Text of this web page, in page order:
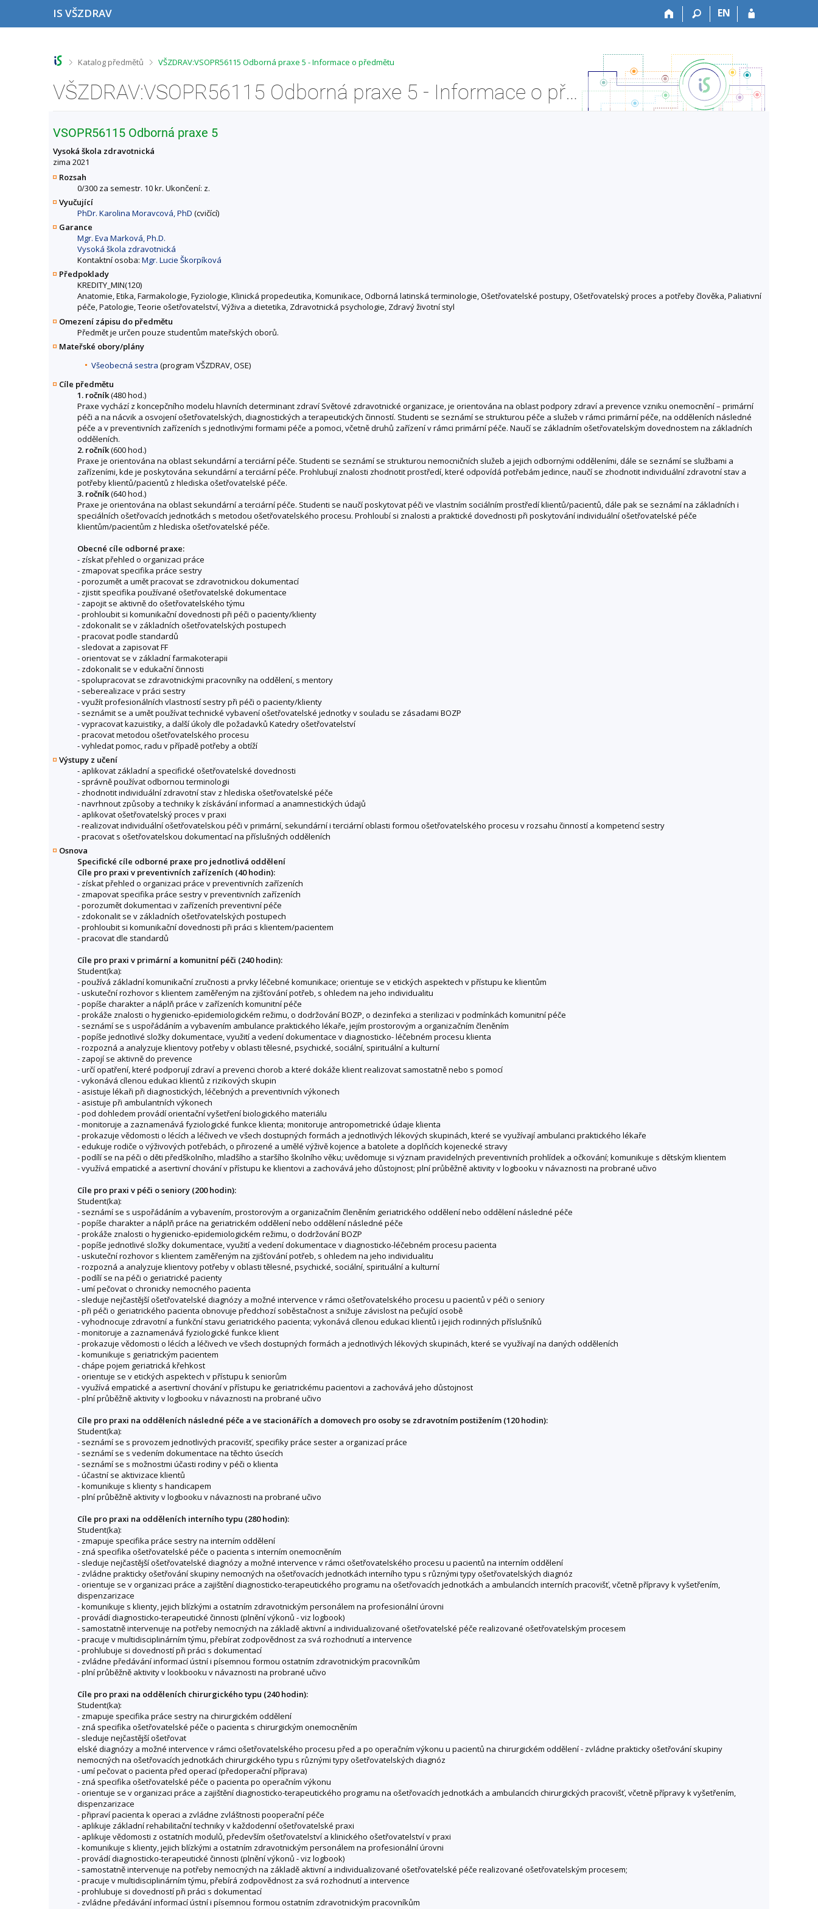
e
e
e
e
IS VŠZDRAV EN
>Katalog předmětů >
VŠZDRAV:VSOPR56115 Odborná praxe 5 - Informace o předmětu
VŠZDRAV:VSOPR56115 Odborná praxe 5 - Informace o předmětu
VSOPR56115 Odborná praxe 5
Vysoká škola zdravotnická
zima 2021
Rozsah
0/300 za semestr. 10 kr. Ukončení: z.
Vyučující
PhDr. Karolina Moravcová, PhD (cvičící)
Garance
Mgr. Eva Marková, Ph.D.
Vysoká škola zdravotnická
Kontaktní osoba: Mgr. Lucie Škorpíková
Předpoklady
KREDITY_MIN(120)
Anatomie, Etika, Farmakologie, Fyziologie, Klinická propedeutika, Komunikace, Odborná latinská terminologie, Ošetřovatelské postupy, Ošetřovatelský proces a potřeby člověka, Paliativní
péče, Patologie, Teorie ošetřovatelství, Výživa a dietetika, Zdravotnická psychologie, Zdravý životní styl
Omezení zápisu do předmětu
Předmět je určen pouze studentům mateřských oborů.
Mateřské obory/plány
Všeobecná sestra (program VŠZDRAV, OSE)
Cíle předmětu
1. ročník(480 hod.)
Praxe vychází z koncepčního modelu hlavních determinant zdraví Světové zdravotnické organizace, je orientována na oblast podpory zdraví a prevence vzniku onemocnění – primární
péči a na nácvik a osvojení ošetřovatelských, diagnostických a terapeutických činností. Studenti se seznámí se strukturou péče a služeb v rámci primární péče, na odděleních následné
péče a v preventivních zařízeních s jednotlivými formami péče a pomoci, včetně druhů zařízení v rámci primární péče. Naučí se základním ošetřovatelským dovednostem na základních
odděleních.
2. ročník(600 hod.)
Praxe je orientována na oblast sekundární a terciární péče. Studenti se seznámí se strukturou nemocničních služeb a jejich odbornými odděleními, dále se seznámí se službami a
zařízeními, kde je poskytována sekundární a terciární péče. Prohlubují znalosti zhodnotit prostředí, které odpovídá potřebám jedince, naučí se zhodnotit individuální zdravotní stav a
potřeby klientů/pacientů z hlediska ošetřovatelské péče.
3. ročník(640 hod.)
Praxe je orientována na oblast sekundární a terciární péče. Studenti se naučí poskytovat péči ve vlastním sociálním prostředí klientů/pacientů, dále pak se seznámí na základních i
speciálních ošetřovacích jednotkách s metodou ošetřovatelského procesu. Prohloubí si znalosti a praktické dovednosti při poskytování individuální ošetřovatelské péče
klientům/pacientům z hlediska ošetřovatelské péče.
Obecné cíle odborné praxe:
- získat přehled o organizaci práce
- zmapovat specifika práce sestry
- porozumět a umět pracovat se zdravotnickou dokumentací
- zjistit specifika používané ošetřovatelské dokumentace
- zapojit se aktivně do ošetřovatelského týmu
- prohloubit si komunikační dovednosti při péči o pacienty/klienty
- zdokonalit se v základních ošetřovatelských postupech
- pracovat podle standardů
- sledovat a zapisovat FF
- orientovat se v základní farmakoterapii
- zdokonalit se v edukační činnosti
- spolupracovat se zdravotnickými pracovníky na oddělení, s mentory
- seberealizace v práci sestry
- využít profesionálních vlastností sestry při péči o pacienty/klienty
- seznámit se a umět používat technické vybavení ošetřovatelské jednotky v souladu se zásadami BOZP
- vypracovat kazuistiky, a další úkoly dle požadavků Katedry ošetřovatelství
- pracovat metodou ošetřovatelského procesu
- vyhledat pomoc, radu v případě potřeby a obtíží
Výstupy z učení
- aplikovat základní a specifické ošetřovatelské dovednosti
- správně používat odbornou terminologii
- zhodnotit individuální zdravotní stav z hlediska ošetřovatelské péče
- navrhnout způsoby a techniky k získávání informací a anamnestických údajů
- aplikovat ošetřovatelský proces v praxi
- realizovat individuální ošetřovatelskou péči v primární, sekundární i terciární oblasti formou ošetřovatelského procesu v rozsahu činností a kompetencí sestry
- pracovat s ošetřovatelskou dokumentací na příslušných odděleních
Osnova
Specifické cíle odborné praxe pro jednotlivá oddělení
Cíle pro praxi v preventivních zařízeních (40 hodin):
- získat přehled o organizaci práce v preventivních zařízeních
- zmapovat specifika práce sestry v preventivních zařízeních
- porozumět dokumentaci v zařízeních preventivní péče
- zdokonalit se v základních ošetřovatelských postupech
- prohloubit si komunikační dovednosti při práci s klientem/pacientem
- pracovat dle standardů
Cíle pro praxi v primární a komunitní péči (240 hodin):
Student(ka):
- používá základní komunikační zručnosti a prvky léčebné komunikace; orientuje se v etických aspektech v přístupu ke klientům
- uskuteční rozhovor s klientem zaměřeným na zjišťování potřeb, s ohledem na jeho individualitu
- popíše charakter a náplň práce v zařízeních komunitní péče
- prokáže znalosti o hygienicko-epidemiologickém režimu, o dodržování BOZP, o dezinfekci a sterilizaci v podmínkách komunitní péče
- seznámí se s uspořádáním a vybavením ambulance praktického lékaře, jejím prostorovým a organizačním členěním
- popíše jednotlivé složky dokumentace, využití a vedení dokumentace v diagnosticko- léčebném procesu klienta
- rozpozná a analyzuje klientovy potřeby v oblasti tělesné, psychické, sociální, spirituální a kulturní
- zapojí se aktivně do prevence
- určí opatření, které podporují zdraví a prevenci chorob a které dokáže klient realizovat samostatně nebo s pomocí
- vykonává cílenou edukaci klientů z rizikových skupin
- asistuje lékaři při diagnostických, léčebných a preventivních výkonech
- asistuje při ambulantních výkonech
- pod dohledem provádí orientační vyšetření biologického materiálu
- monitoruje a zaznamenává fyziologické funkce klienta; monitoruje antropometrické údaje klienta
- prokazuje vědomosti o lécích a léčivech ve všech dostupných formách a jednotlivých lékových skupinách, které se využívají ambulanci praktického lékaře
- edukuje rodiče o výživových potřebách, o přirozené a umělé výživě kojence a batolete a doplňcích kojenecké stravy
- podílí se na péči o děti předškolního, mladšího a staršího školního věku; uvědomuje si význam pravidelných preventivních prohlídek a očkování; komunikuje s dětským klientem
- využívá empatické a asertivní chování v přístupu ke klientovi a zachovává jeho důstojnost; plní průběžně aktivity v logbooku v návaznosti na probrané učivo
Cíle pro praxi v péči o seniory (200 hodin):
Student(ka):
- seznámí se s uspořádáním a vybavením, prostorovým a organizačním členěním geriatrického oddělení nebo oddělení následné péče
- popíše charakter a náplň práce na geriatrickém oddělení nebo oddělení následné péče
- prokáže znalosti o hygienicko-epidemiologickém režimu, o dodržování BOZP
- popíše jednotlivé složky dokumentace, využití a vedení dokumentace v diagnosticko-léčebném procesu pacienta
- uskuteční rozhovor s klientem zaměřeným na zjišťování potřeb, s ohledem na jeho individualitu
- rozpozná a analyzuje klientovy potřeby v oblasti tělesné, psychické, sociální, spirituální a kulturní
- podílí se na péči o geriatrické pacienty
- umí pečovat o chronicky nemocného pacienta
- sleduje nejčastější ošetřovatelské diagnózy a možné intervence v rámci ošetřovatelského procesu u pacientů v péči o seniory
- při péči o geriatrického pacienta obnovuje předchozí soběstačnost a snižuje závislost na pečující osobě
- vyhodnocuje zdravotní a funkční stavu geriatrického pacienta; vykonává cílenou edukaci klientů i jejich rodinných příslušníků
- monitoruje a zaznamenává fyziologické funkce klient
- prokazuje vědomosti o lécích a léčivech ve všech dostupných formách a jednotlivých lékových skupinách, které se využívají na daných odděleních
- komunikuje s geriatrickým pacientem
- chápe pojem geriatrická křehkost
- orientuje se v etických aspektech v přístupu k seniorům
- využívá empatické a asertivní chování v přístupu ke geriatrickému pacientovi a zachovává jeho důstojnost
- plní průběžně aktivity v logbooku v návaznosti na probrané učivo
Cíle pro praxi na odděleních následné péče a ve stacionářích a domovech pro osoby se zdravotním postižením (120 hodin):
Student(ka):
- seznámí se s provozem jednotlivých pracovišť, specifiky práce sester a organizací práce
- seznámí se s vedením dokumentace na těchto úsecích
- seznámí se s možnostmi účasti rodiny v péči o klienta
- účastní se aktivizace klientů
- komunikuje s klienty s handicapem
- plní průběžně aktivity v logbooku v návaznosti na probrané učivo
Cíle pro praxi na odděleních interního typu (280 hodin):
Student(ka):
- zmapuje specifika práce sestry na interním oddělení
- zná specifika ošetřovatelské péče o pacienta s interním onemocněním
- sleduje nejčastější ošetřovatelské diagnózy a možné intervence v rámci ošetřovatelského procesu u pacientů na interním oddělení
- zvládne prakticky ošetřování skupiny nemocných na ošetřovacích jednotkách interního typu s různými typy ošetřovatelských diagnóz
- orientuje se v organizaci práce a zajištění diagnosticko-terapeutického programu na ošetřovacích jednotkách a ambulancích interních pracovišť, včetně přípravy k vyšetřením,
dispenzarizace
- komunikuje s klienty, jejich blízkými a ostatním zdravotnickým personálem na profesionální úrovni
- provádí diagnosticko-terapeutické činnosti (plnění výkonů - viz logbook)
- samostatně intervenuje na potřeby nemocných na základě aktivní a individualizované ošetřovatelské péče realizované ošetřovatelským procesem
- pracuje v multidisciplinárním týmu, přebírat zodpovědnost za svá rozhodnutí a intervence
- prohlubuje si dovedností při práci s dokumentací
- zvládne předávání informací ústní i písemnou formou ostatním zdravotnickým pracovníkům
- plní průběžně aktivity v lookbooku v návaznosti na probrané učivo
Cíle pro praxi na odděleních chirurgického typu (240 hodin):
Student(ka):
- zmapuje specifika práce sestry na chirurgickém oddělení
- zná specifika ošetřovatelské péče o pacienta s chirurgickým onemocněním
- sleduje nejčastější ošetřovat
elské diagnózy a možné intervence v rámci ošetřovatelského procesu před a po operačním výkonu u pacientů na chirurgickém oddělení - zvládne prakticky ošetřování skupiny
nemocných na ošetřovacích jednotkách chirurgického typu s různými typy ošetřovatelských diagnóz
- umí pečovat o pacienta před operací (předoperační příprava)
- zná specifika ošetřovatelské péče o pacienta po operačním výkonu
- orientuje se v organizaci práce a zajištění diagnosticko-terapeutického programu na ošetřovacích jednotkách a ambulancích chirurgických pracovišť, včetně přípravy k vyšetřením,
dispenzarizace
- připraví pacienta k operaci a zvládne zvláštnosti pooperační péče
- aplikuje základní rehabilitační techniky v každodenní ošetřovatelské praxi
- aplikuje vědomosti z ostatních modulů, především ošetřovatelství a klinického ošetřovatelství v praxi
- komunikuje s klienty, jejich blízkými a ostatním zdravotnickým personálem na profesionální úrovni
- provádí diagnosticko-terapeutické činnosti (plnění výkonů - viz logbook)
- samostatně intervenuje na potřeby nemocných na základě aktivní a individualizované ošetřovatelské péče realizované ošetřovatelským procesem;
- pracuje v multidisciplinárním týmu, přebírá zodpovědnost za svá rozhodnutí a intervence
- prohlubuje si dovedností při práci s dokumentací
- zvládne předávání informací ústní i písemnou formou ostatním zdravotnickým pracovníkům